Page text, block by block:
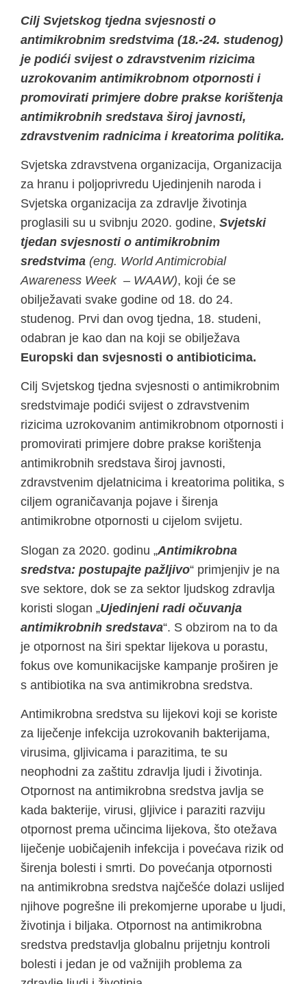
Cilj Svjetskog tjedna svjesnosti o
antimikrobnim sredstvima (18.-24. studenog)
je podići svijest o zdravstvenim rizicima
uzrokovanim antimikrobnom otpornosti i
promovirati primjere dobre prakse korištenja
antimikrobnih sredstava široj javnosti,
zdravstvenim radnicima i kreatorima politika.
Svjetska zdravstvena organizacija, Organizacija
za hranu i poljoprivredu Ujedinjenih naroda i
Svjetska organizacija za zdravlje životinja
proglasili su u svibnju 2020. godine, Svjetski
tjedan svjesnosti o antimikrobnim
sredstvima (eng. World Antimicrobial
Awareness Week – WAAW), koji će se
obilježavati svake godine od 18. do 24.
studenog. Prvi dan ovog tjedna, 18. studeni,
odabran je kao dan na koji se obilježava
Europski dan svjesnosti o antibioticima.
Cilj Svjetskog tjedna svjesnosti o antimikrobnim
sredstvimaje podići svijest o zdravstvenim
rizicima uzrokovanim antimikrobnom otpornosti i
promovirati primjere dobre prakse korištenja
antimikrobnih sredstava široj javnosti,
zdravstvenim djelatnicima i kreatorima politika, s
ciljem ograničavanja pojave i širenja
antimikrobne otpornosti u cijelom svijetu.
Slogan za 2020. godinu „Antimikrobna
sredstva: postupajte pažljivo“ primjenjiv je na
sve sektore, dok se za sektor ljudskog zdravlja
koristi slogan „Ujedinjeni radi očuvanja
antimikrobnih sredstava“. S obzirom na to da
je otpornost na širi spektar lijekova u porastu,
fokus ove komunikacijske kampanje proširen je
s antibiotika na sva antimikrobna sredstva.
Antimikrobna sredstva su lijekovi koji se koriste
za liječenje infekcija uzrokovanih bakterijama,
virusima, gljivicama i parazitima, te su
neophodni za zaštitu zdravlja ljudi i životinja.
Otpornost na antimikrobna sredstva javlja se
kada bakterije, virusi, gljivice i paraziti razviju
otpornost prema učincima lijekova, što otežava
liječenje uobičajenih infekcija i povećava rizik od
širenja bolesti i smrti. Do povećanja otpornosti
na antimikrobna sredstva najčešće dolazi uslijed
njihove pogrešne ili prekomjerne uporabe u ljudi,
životinja i biljaka. Otpornost na antimikrobna
sredstva predstavlja globalnu prijetnju kontroli
bolesti i jedan je od važnijih problema za